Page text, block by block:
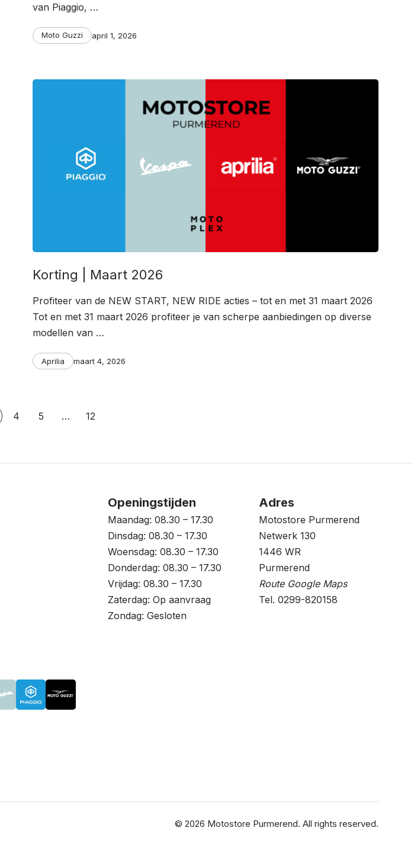
van Piaggio, …
Categories
Moto Guzzi
Post
april 1, 2026
Korting | Maart 2026
Profiteer van de NEW START, NEW RIDE acties – tot en met 31 maart 2026
Tot en met 31 maart 2026 profiteer je van scherpe aanbiedingen op diverse
modellen van …
Categories
Aprilia
Post
maart 4, 2026
4 5 … 12
Openingstijden
Maandag: 08.30 – 17.30
Dinsdag: 08.30 – 17.30
Woensdag: 08.30 – 17.30
Donderdag: 08.30 – 17.30
Vrijdag: 08.30 – 17.30
Zaterdag: Op aanvraag
Zondag: Gesloten
Adres
Motostore Purmerend
Netwerk 130
1446 WR
Purmerend
Route Google Maps
Tel. 0299-820158
© 2026 Motostore Purmerend. All rights reserved.